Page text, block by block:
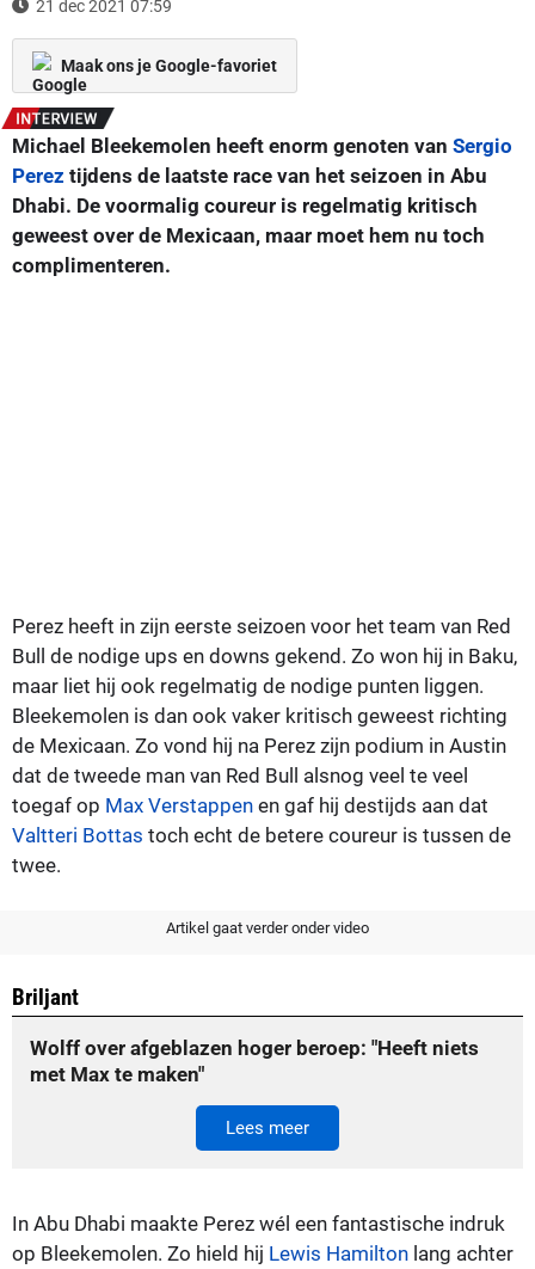
21 dec 2021 07:59
Maak ons je Google-favoriet
Michael Bleekemolen heeft enorm genoten van Sergio
Perez tijdens de laatste race van het seizoen in Abu
Dhabi. De voormalig coureur is regelmatig kritisch
geweest over de Mexicaan, maar moet hem nu toch
complimenteren.
Perez heeft in zijn eerste seizoen voor het team van Red
Bull de nodige ups en downs gekend. Zo won hij in Baku,
maar liet hij ook regelmatig de nodige punten liggen.
Bleekemolen is dan ook vaker kritisch geweest richting
de Mexicaan. Zo vond hij na Perez zijn podium in Austin
dat de tweede man van Red Bull alsnog veel te veel
toegaf op Max Verstappen en gaf hij destijds aan dat
Valtteri Bottas toch echt de betere coureur is tussen de
twee.
Artikel gaat verder onder video
Briljant
Wolff over afgeblazen hoger beroep: "Heeft niets
met Max te maken"
Lees meer
In Abu Dhabi maakte Perez wél een fantastische indruk
op Bleekemolen. Zo hield hij Lewis Hamilton lang achter